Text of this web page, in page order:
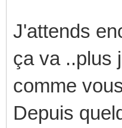
J'attends
ça va ..plus
comme
Depuis